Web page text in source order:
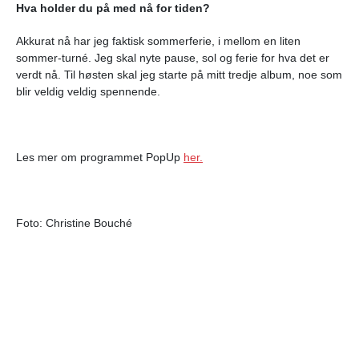
Hva holder du på med nå for tiden?
Akkurat nå har jeg faktisk sommerferie, i mellom en liten
sommer-turné. Jeg skal nyte pause, sol og ferie for hva det er
verdt nå. Til høsten skal jeg starte på mitt tredje album, noe som
blir veldig veldig spennende.
Les mer om programmet PopUp her.
Foto: Christine Bouché